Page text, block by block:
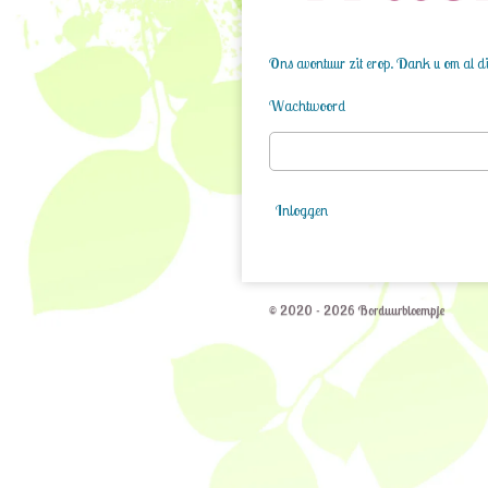
Ons avontuur zit erop. Dank u om al
Wachtwoord
Inloggen
© 2020 - 2026 Borduurbloempje